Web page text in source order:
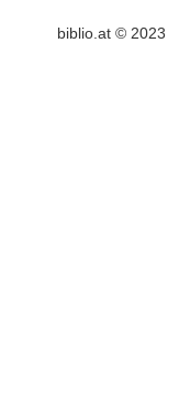
biblio.at © 2023